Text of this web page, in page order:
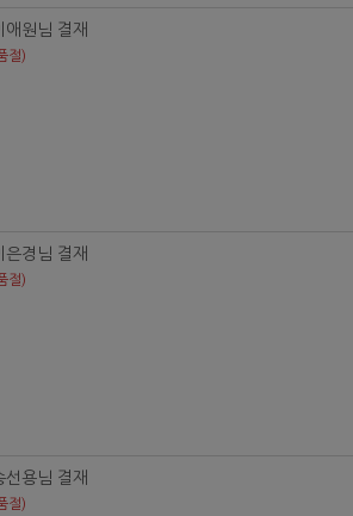
애원님 결재
절)
은경님 결재
절)
선용님 결재
절)